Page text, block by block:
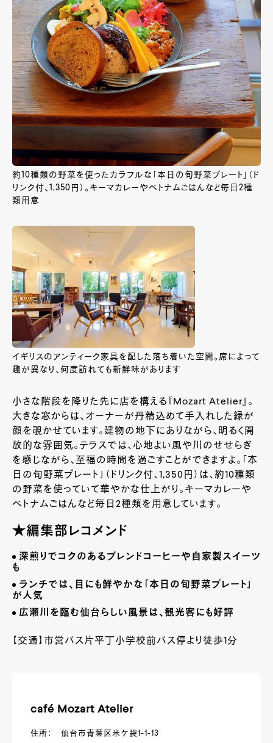
約10種類の野菜を使ったカラフルな「本日の旬野菜プレート」（ド
リンク付、1,350円）。キーマカレーやベトナムごはんなど毎日2種
類用意
イギリスのアンティーク家具を配した落ち着いた空間。席によって
趣が異なり、何度訪れても新鮮味があります
小さな階段を降りた先に店を構える『Mozart Atelier』。
大きな窓からは、オーナーが丹精込めて手入れした緑が
顔を覗かせています。建物の地下にありながら、明るく開
放的な雰囲気。テラスでは、心地よい風や川のせせらぎ
を感じながら、至福の時間を過ごすことができますよ。「本
日の旬野菜プレート」（ドリンク付、1,350円）は、約10種類
の野菜を使っていて華やかな仕上がり。キーマカレーや
ベトナムごはんなど毎日2種類を用意しています。
★編集部レコメンド
深煎りでコクのあるブレンドコーヒーや自家製スイーツ
も
ランチでは、目にも鮮やかな「本日の旬野菜プレート」
が人気
広瀬川を臨む仙台らしい風景は、観光客にも好評
【交通】市営バス片平丁小学校前バス停より徒歩1分
café Mozart Atelier
住所： 仙台市青葉区米ケ袋1-1-13